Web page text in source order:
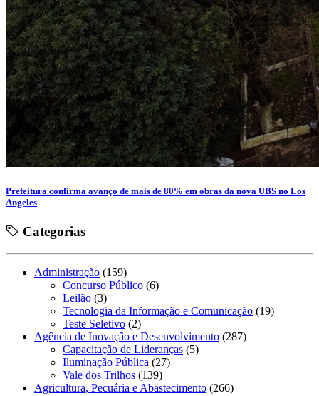
Prefeitura confirma avanço de mais de 80% em obras da nova UBS no Los
Angeles
Categorias
Administração (159)
Concurso Público (6)
Leilão (3)
Tecnologia da Informação e Comunicação (19)
Teste Seletivo (2)
Agência de Inovação e Desenvolvimento (287)
Capacitação de Lideranças (5)
Iluminação Pública (27)
Vale dos Trilhos (139)
Agricultura, Pecuária e Abastecimento (266)